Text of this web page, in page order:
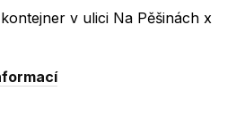
v ulici Na Pěšinách x